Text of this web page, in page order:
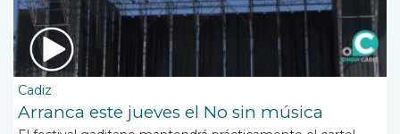
Cadiz
Arranca este jueves el No sin música